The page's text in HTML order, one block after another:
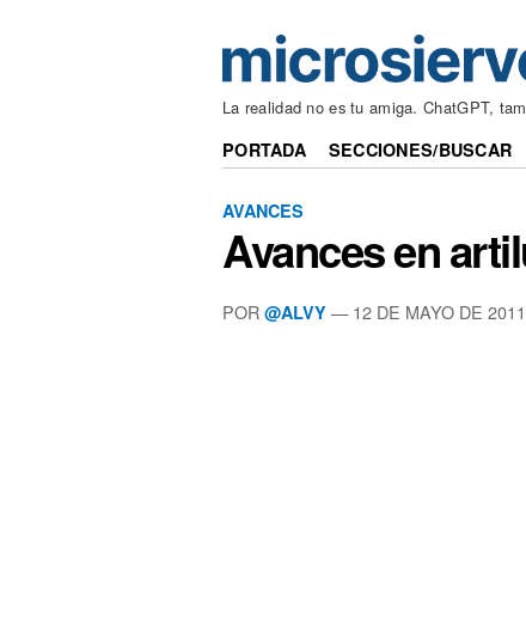
La realidad no es tu amiga. ChatGPT,
PORTADA SECCIONES/BUSCAR
AVANCES
Avances en
POR @ALVY —12 DE MAYO DE 2011